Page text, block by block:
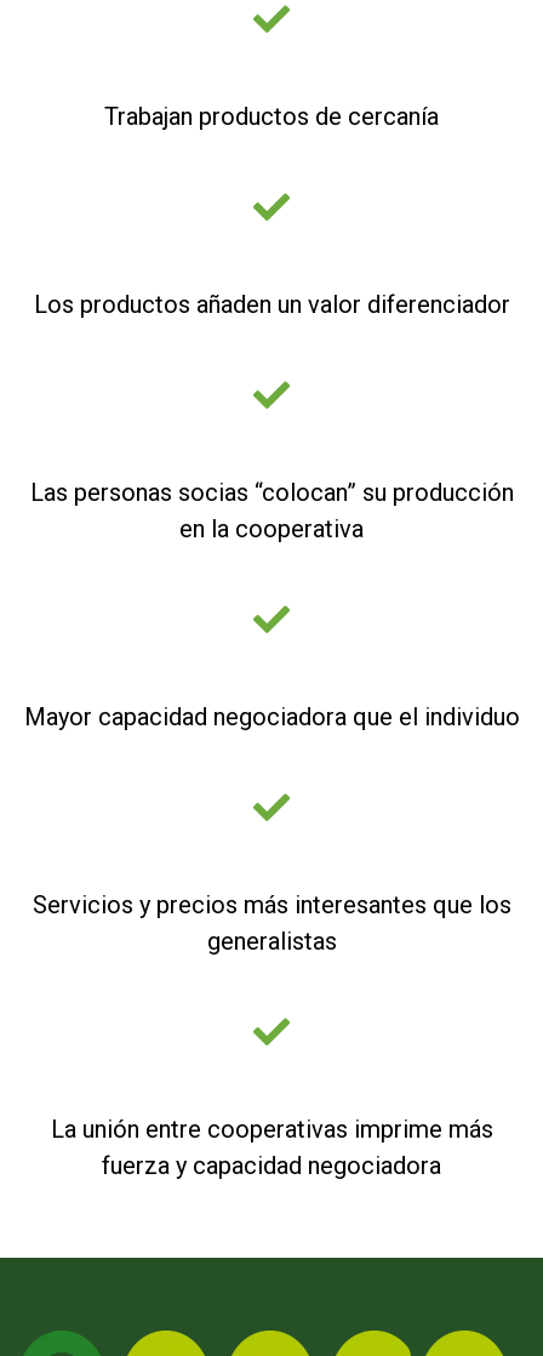
Trabajan productos de cercanía
Los productos añaden un valor diferenciador
Las personas socias “colocan” su producción
en la cooperativa
Mayor capacidad negociadora que el individuo
Servicios y precios más interesantes que los
generalistas
La unión entre cooperativas imprime más
fuerza y capacidad negociadora